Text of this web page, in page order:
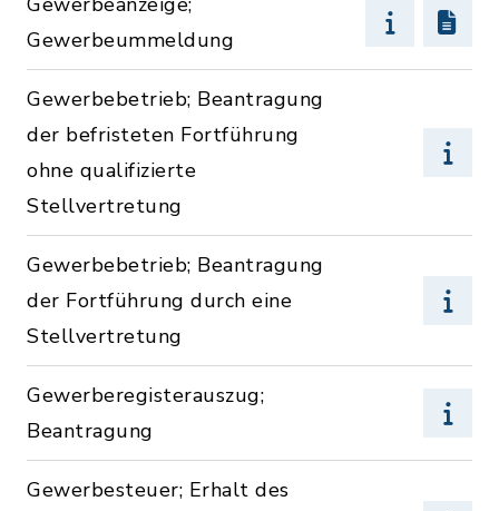
Gewerbeummeldung
Gewerbebetrieb; Beantragung
der befristeten Fortführung
ohne qualifizierte
Stellvertretung
Gewerbebetrieb; Beantragung
der Fortführung durch eine
Stellvertretung
Gewerberegisterauszug;
Beantragung
Gewerbesteuer; Erhalt des